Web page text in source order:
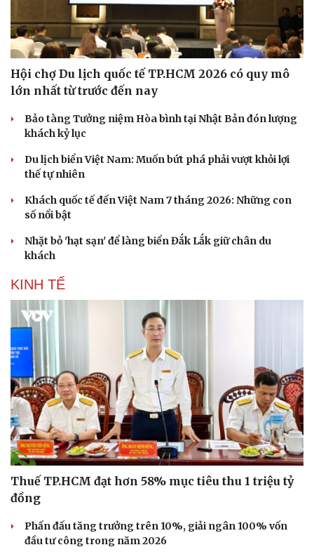
Văn hóa
Sân khấu - Điện ảnh
Văn học
Âm nhạc
Di sản
Giải trí
Nghệ sĩ
Sao Việt
Hội chợ Du lịch quốc tế TP.HCM 2026 có quy mô
lớn nhất từ trước đến nay
Bảo tàng Tưởng niệm Hòa bình tại Nhật Bản đón lượng
khách kỷ lục
Du lịch biển Việt Nam: Muốn bứt phá phải vượt khỏi lợi
thế tự nhiên
Khách quốc tế đến Việt Nam 7 tháng 2026: Những con
số nổi bật
Nhặt bỏ 'hạt sạn' để làng biển Đắk Lắk giữ chân du
khách
KINH TẾ
Thuế TP.HCM đạt hơn 58% mục tiêu thu 1 triệu tỷ
đồng
Phấn đấu tăng trưởng trên 10%, giải ngân 100% vốn
đầu tư công trong năm 2026